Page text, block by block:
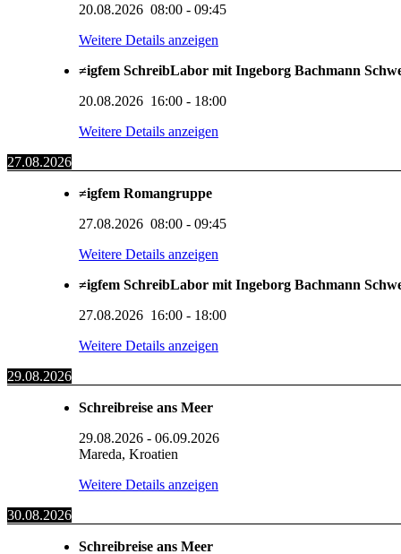
20.08.2026 08:00 - 09:45
Weitere Details anzeigen
≠igfem SchreibLabor mit Ingeborg Bachmann
20.08.2026 16:00 - 18:00
Weitere Details anzeigen
27.08.2026
≠igfem Romangruppe
27.08.2026 08:00 - 09:45
Weitere Details anzeigen
≠igfem SchreibLabor mit Ingeborg Bachmann
27.08.2026 16:00 - 18:00
Weitere Details anzeigen
29.08.2026
Schreibreise ans Meer
29.08.2026 - 06.09.2026
Mareda, Kroatien
Weitere Details anzeigen
30.08.2026
Schreibreise ans Meer